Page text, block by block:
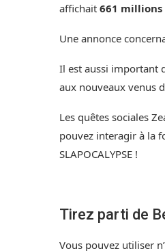
affichait 661 millions
Une annonce
Il est aussi important
aux nouveaux venus
Les quêtes sociales
pouvez interagir à la
SLAPOCALYPSE !
Tirez parti de
Vous pouvez utiliser